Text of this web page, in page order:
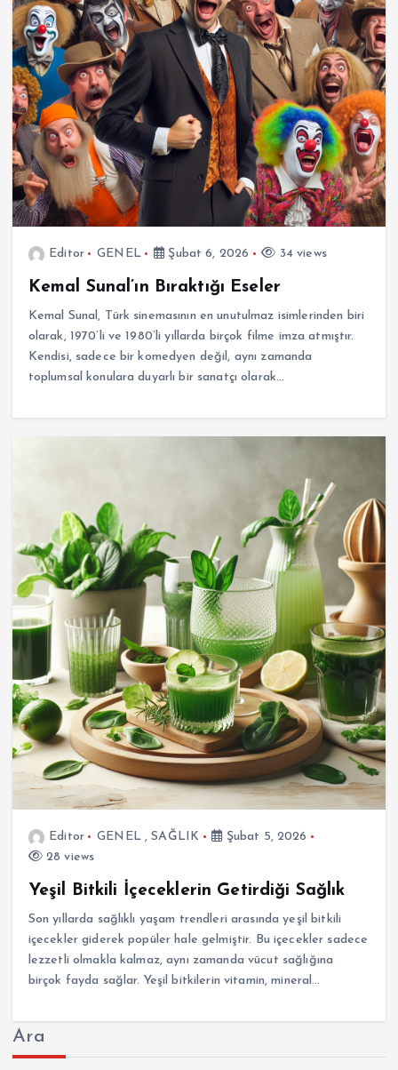
Editor GENEL Şubat 6, 2026 34 views
Kemal Sunal’ın Bıraktığı Eseler
Kemal Sunal, Türk sinemasının en unutulmaz isimlerinden biri
olarak, 1970’li ve 1980’li yıllarda birçok filme imza atmıştır.
Kendisi, sadece bir komedyen değil, aynı zamanda
toplumsal konulara duyarlı bir sanatçı olarak…
Editor GENEL,SAĞLIK
Şubat 5, 2026
28 views
Yeşil Bitkili İçeceklerin Getirdiği Sağlık
Son yıllarda sağlıklı yaşam trendleri arasında yeşil bitkili
içecekler giderek popüler hale gelmiştir. Bu içecekler sadece
lezzetli olmakla kalmaz, aynı zamanda vücut sağlığına
birçok fayda sağlar. Yeşil bitkilerin vitamin, mineral…
Ara